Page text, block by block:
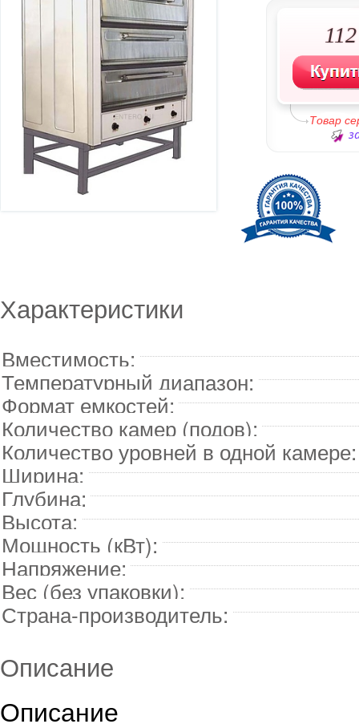
Товар
Характеристики
Вместимость:
Температурный диапазон:
Формат емкостей:
Количество камер (подов):
Количество уровней в одной камере:
Ширина:
Глубина:
Высота:
Мощность (кВт):
Напряжение:
Вес (без упаковки):
Страна-производитель:
Описание
Описание